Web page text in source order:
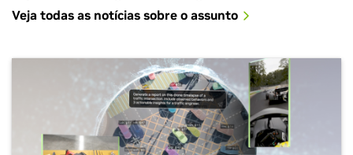
Veja todas as notícias sobre o assunto